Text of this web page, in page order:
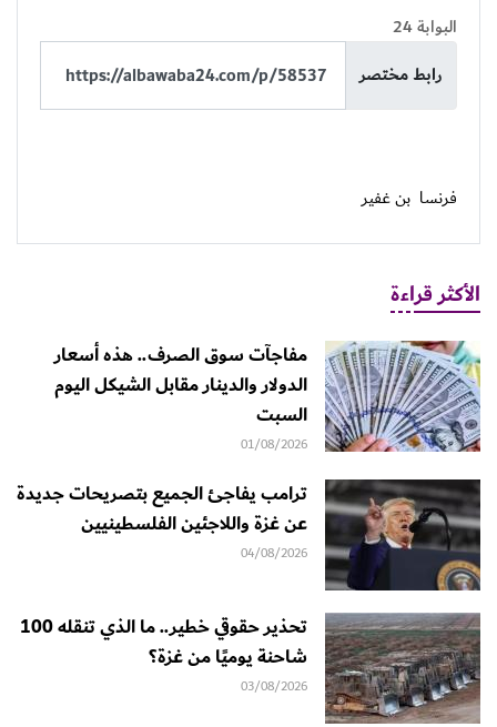
البوابة 24
رابط مختصر
فرنسا بن غفير
الأكثر قراءة
مفاجآت سوق الصرف.. هذه أسعار
الدولار والدينار مقابل الشيكل اليوم
السبت
01/08/2026
ترامب يفاجئ الجميع بتصريحات جديدة
عن غزة واللاجئين الفلسطينيين
04/08/2026
تحذير حقوقي خطير.. ما الذي تنقله 100
شاحنة يوميًا من غزة؟
03/08/2026